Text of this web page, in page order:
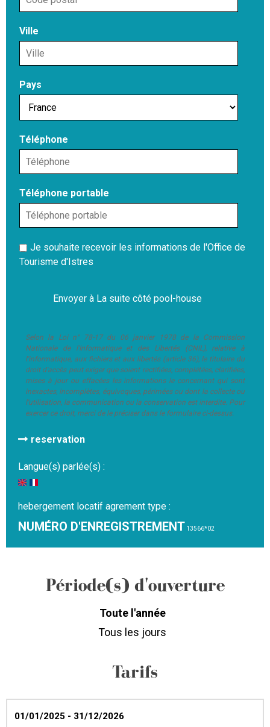
Ville
Pays
Téléphone
Téléphone portable
Je souhaite recevoir les informations de l'Office de
Tourisme d'Istres
Selon la Loi n° 78-17 du 06 janvier 1978 de la Commission
Nationale de l'Informatique et des Libertés (CNIL), relative à
l'informatique, aux fichiers et aux libertés (article 36), le titulaire du
droit d'accès peut exiger que soient rectifiées, complétées, clarifiées,
mises à jour ou effacées les informations le concernant qui sont
inexactes, incomplètes, équivoques, périmées ou dont la collecte ou
l'utilisation, la communication ou la conservation est interdite. Pour
exercer ce droit, merci de le préciser dans le formulaire ci-dessus.
reservation
Langue(s) parlée(s) :
hebergement locatif agrement type :
NUMÉRO D'ENREGISTREMENT 13566*02
Période(s) d'ouverture
Toute l'année
Tous les jours
Tarifs
01/01/2025 - 31/12/2026